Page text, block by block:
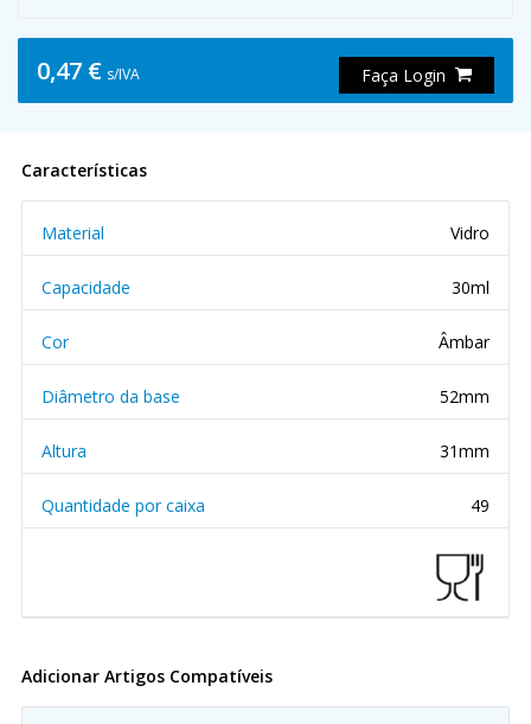
0,47 € s/IVA Faça Login
Características
Material Vidro
Capacidade 30ml
Cor Âmbar
Diâmetro da base 52mm
Altura 31mm
Quantidade por caixa 49
Adicionar Artigos Compatíveis